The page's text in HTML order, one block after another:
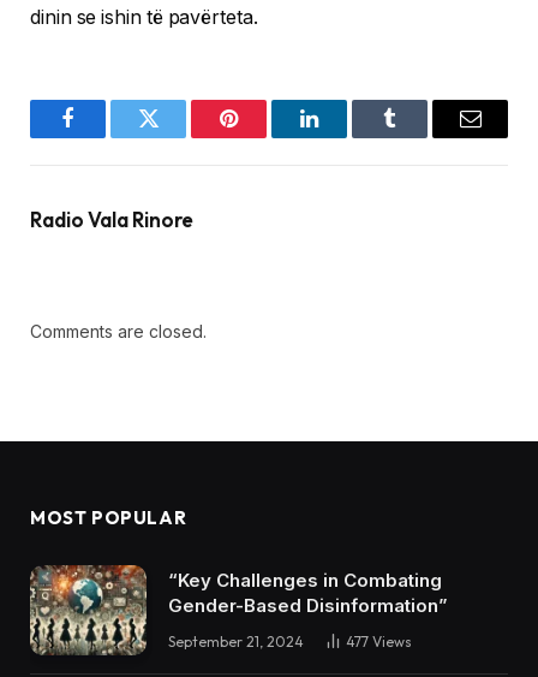
dinin se ishin të pavërteta.
FacebookTwitter Pinterest LinkedInTumblr Email
Radio Vala Rinore
Comments are closed.
MOST POPULAR
“Key Challenges in Combating
Gender-Based Disinformation”
September 21, 2024 477 Views